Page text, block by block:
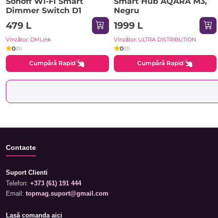
Dimmer Switch D1
479 L
Vînzător: DMLink
0(0)
Cumpără Rapid
Negru
1999 L
Vînzător: ULTRA DISTRIBUTION
0(0)
Cumpără Rapid
Contacte
Suport Clienti
Telefon: +373 (61) 191 444
Email: topmag.suport@gmail.com
Lasă comanda aici